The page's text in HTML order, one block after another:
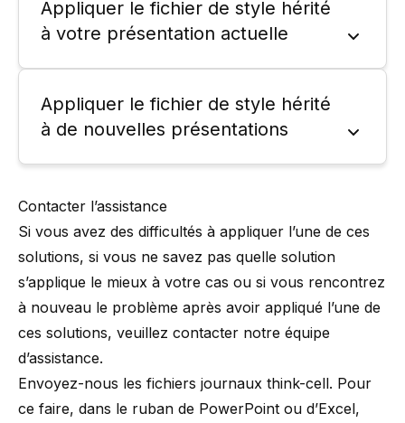
Appliquer le fichier de style hérité
à votre présentation actuelle
Appliquer le fichier de style hérité
à de nouvelles présentations
Contacter l’assistance
Si vous avez des difficultés à appliquer l’une de ces
solutions, si vous ne savez pas quelle solution
s’applique le mieux à votre cas ou si vous rencontrez
à nouveau le problème après avoir appliqué l’une de
ces solutions, veuillez contacter notre équipe
d’assistance.
Envoyez-nous les fichiers journaux think-cell. Pour
ce faire, dans le ruban de PowerPoint ou d’Excel,